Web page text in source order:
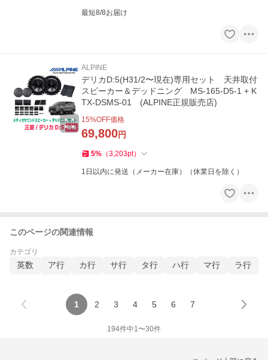
最短8/8お届け
ALPINE
デリカD:5(H31/2〜現在)専用セット 天井取付
スピーカー＆デッドニング MS-165-D5-1 + K
TX-DSMS-01 (ALPINE正規販売店)
15%OFF価格
69,800円
5% （3,203pt）
1日以内に発送（メーカー在庫）（休業日を除く）
このページの関連情報
カテゴリ
英数 ア行 カ行 サ行 タ行 ハ行 マ行 ラ行
1 2 3 4 5 6 7
194件中1〜30件